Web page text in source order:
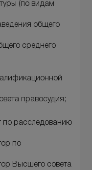
(по видам
общего
среднего
правосудия;
по расследованию
по
Высшего совета